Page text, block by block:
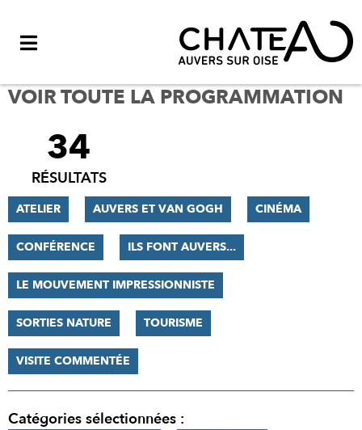
VOIR TOUTE LA PROGRAMMATION
FILTRER
RÉSULTATS
34
RÉSULTATS
ATELIER AUVERS ET VAN GOGH CINÉMA
CONFÉRENCE ILS FONT AUVERS...
LE MOUVEMENT IMPRESSIONNISTE
SORTIES NATURE TOURISME
VISITE COMMENTÉE
Catégories sélectionnées :